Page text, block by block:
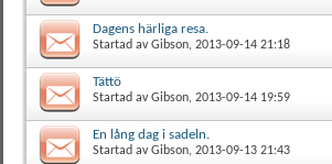
Dagens härliga resa.
Startad avGibson, 2013-09-14 21:18
Tättö
Startad avGibson, 2013-09-14 19:59
En lång dag i sadeln.
Startad avGibson, 2013-09-13 21:43